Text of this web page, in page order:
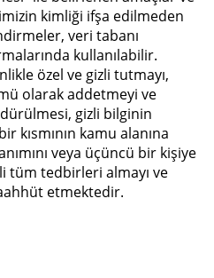
kimliği ifşa edilmeden
veri tabanı
kullanılabilir.
özel ve gizli tutmayı,
olarak addetmeyi ve
gizli bilginin
kısmının kamu alanına
veya üçüncü bir kişiye
tüm tedbirleri almayı ve
etmektedir.